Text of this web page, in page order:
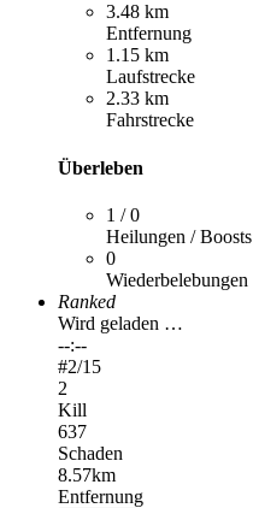
3.48 km
Entfernung
1.15 km
Laufstrecke
2.33 km
Fahrstrecke
Überleben
1 / 0
Heilungen / Boosts
0
Wiederbelebungen
Ranked
Wird geladen …
--:--
#2/15
2
Kill
637
Schaden
8.57km
Entfernung